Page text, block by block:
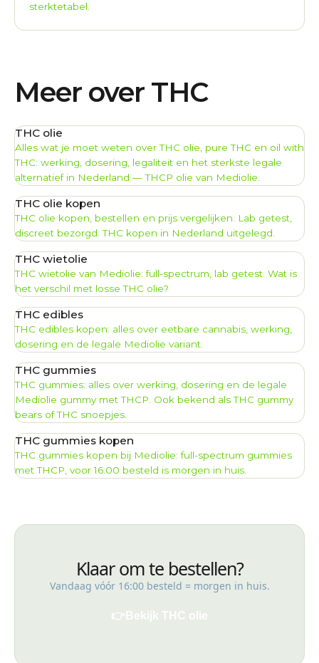
sterktetabel.
Meer over THC
THC olie
Alles wat je moet weten over THC olie, pure THC en oil with
THC: werking, dosering, legaliteit en het sterkste legale
alternatief in Nederland — THCP olie van Mediolie.
THC olie kopen
THC olie kopen, bestellen en prijs vergelijken. Lab getest,
discreet bezorgd. THC kopen in Nederland uitgelegd.
THC wietolie
THC wietolie van Mediolie: full-spectrum, lab getest. Wat is
het verschil met losse THC olie?
THC edibles
THC edibles kopen: alles over eetbare cannabis, werking,
dosering en de legale Mediolie variant.
THC gummies
THC gummies: alles over werking, dosering en de legale
Mediolie gummy met THCP. Ook bekend als THC gummy
bears of THC snoepjes.
THC gummies kopen
THC gummies kopen bij Mediolie: full-spectrum gummies
met THCP, voor 16:00 besteld is morgen in huis.
Klaar om te bestellen?
Vandaag vóór 16:00 besteld = morgen in huis.
👉 Bekijk THC olie